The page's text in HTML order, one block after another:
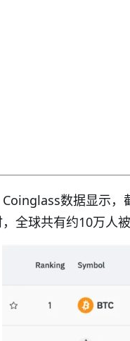
Coinglass数据显示，
全球共有约10万人